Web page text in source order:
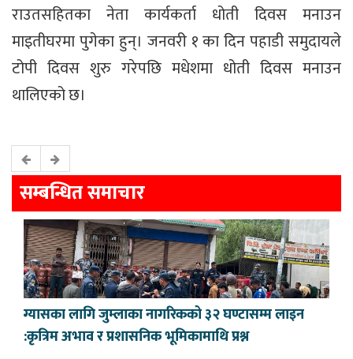
राउतसहितका नेता कार्यकर्ता धोती दिवस मनाउन
माइतीघरमा पुगेका हुन्। जनवरी १ का दिन पहाडी समुदायले
टोपी दिवस शुरु गरेपछि मधेशमा धोती दिवस मनाउन
थालिएको छ।
सम्बन्धित समाचार
ग्यासका लागि जुम्लाका नागरिकको ३२ घण्टासम्म लाइन
:कृत्रिम अभाव र प्रशासनिक भूमिकामाथि प्रश्न